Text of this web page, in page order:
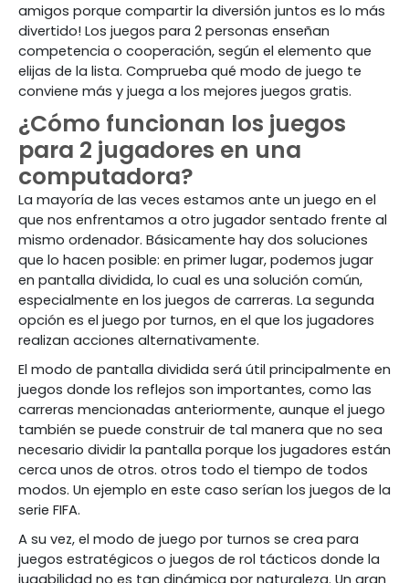
amigos porque compartir la diversión juntos es lo más
divertido! Los juegos para 2 personas enseñan
competencia o cooperación, según el elemento que
elijas de la lista. Comprueba qué modo de juego te
conviene más y juega a los mejores juegos gratis.
¿Cómo funcionan los juegos
para 2 jugadores en una
computadora?
La mayoría de las veces estamos ante un juego en el
que nos enfrentamos a otro jugador sentado frente al
mismo ordenador. Básicamente hay dos soluciones
que lo hacen posible: en primer lugar, podemos jugar
en pantalla dividida, lo cual es una solución común,
especialmente en los juegos de carreras. La segunda
opción es el juego por turnos, en el que los jugadores
realizan acciones alternativamente.
El modo de pantalla dividida será útil principalmente en
juegos donde los reflejos son importantes, como las
carreras mencionadas anteriormente, aunque el juego
también se puede construir de tal manera que no sea
necesario dividir la pantalla porque los jugadores están
cerca unos de otros. otros todo el tiempo de todos
modos. Un ejemplo en este caso serían los juegos de la
serie FIFA.
A su vez, el modo de juego por turnos se crea para
juegos estratégicos o juegos de rol tácticos donde la
jugabilidad no es tan dinámica por naturaleza. Un gran